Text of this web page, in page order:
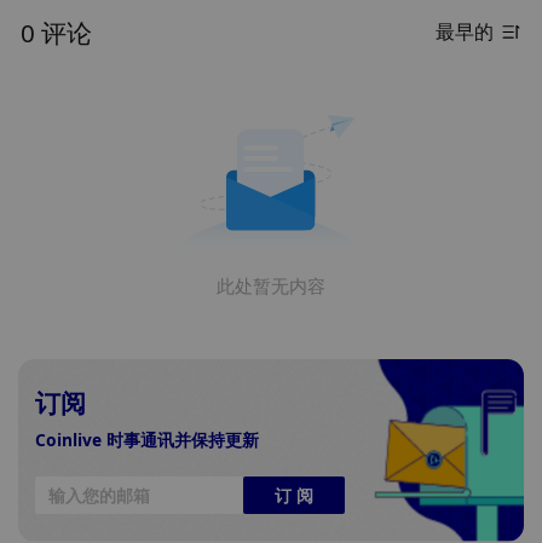
0 评论 最早的
此处暂无内容
订阅
Coinlive 时事通讯并保持更新
订 阅